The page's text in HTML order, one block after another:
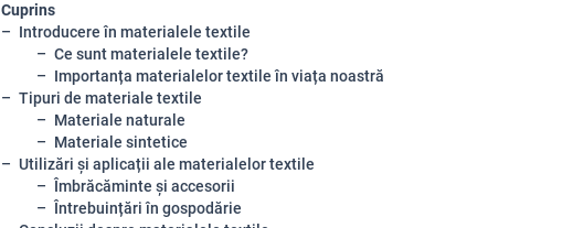
Cuprins
Introducere în materialele textile
Ce sunt materialele textile?
Importanța materialelor textile în viața noastră
Tipuri de materiale textile
Materiale naturale
Materiale sintetice
Utilizări și aplicații ale materialelor textile
Îmbrăcăminte și accesorii
Întrebuințări în gospodărie